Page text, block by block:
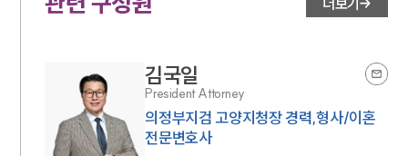
김국일
President Attorney
의정부지검 고양지청장 경력,형사/이혼
전문변호사